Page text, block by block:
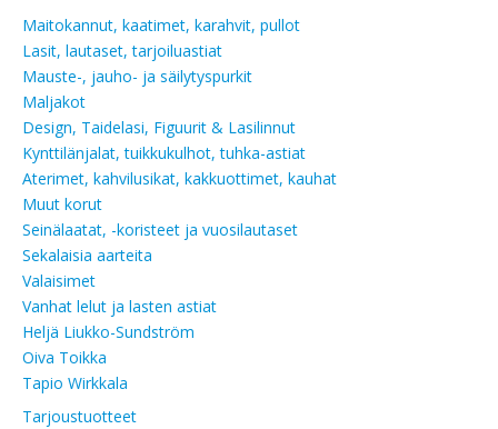
Maitokannut, kaatimet, karahvit, pullot
Lasit, lautaset, tarjoiluastiat
Mauste-, jauho- ja säilytyspurkit
Maljakot
Design, Taidelasi, Figuurit & Lasilinnut
Kynttilänjalat, tuikkukulhot, tuhka-astiat
Aterimet, kahvilusikat, kakkuottimet, kauhat
Muut korut
Seinälaatat, -koristeet ja vuosilautaset
Sekalaisia aarteita
Valaisimet
Vanhat lelut ja lasten astiat
Heljä Liukko-Sundström
Oiva Toikka
Tapio Wirkkala
Tarjoustuotteet